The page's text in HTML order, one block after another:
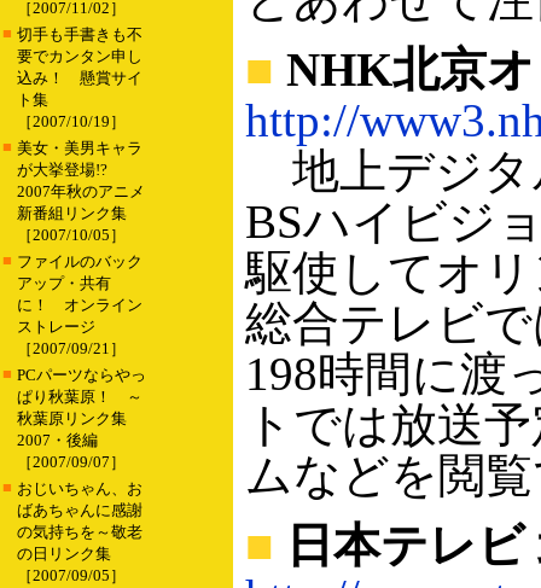
［2007/11/02］
■ 切手も手書きも不
要でカンタン申し
込み！ 懸賞サイ
ト集
［2007/10/19］
■ 美女・美男キャラ
が大挙登場!?
2007年秋のアニメ
新番組リンク集
［2007/10/05］
■ ファイルのバック
アップ・共有
に！ オンライン
ストレージ
［2007/09/21］
■ PCパーツならやっ
ぱり秋葉原！ ～
秋葉原リンク集
2007・後編
［2007/09/07］
■ おじいちゃん、お
ばあちゃんに感謝
の気持ちを～敬老
の日リンク集
［2007/09/05］
■ NHK北京
http://
地上デジタ
BSハイビジ
駆使してオ
総合テレビ
198時間に渡
トでは放送
ムなどを閲
■ 日本テレ